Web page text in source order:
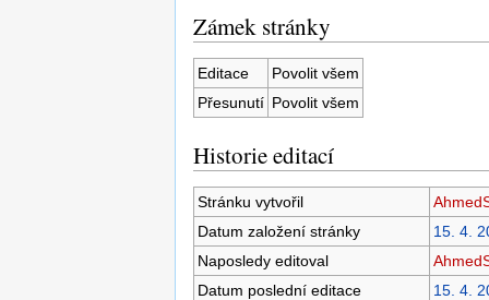
Zámek stránky
Editace
Povolit všem
Přesunutí Povolit všem
Historie editací
Stránku vytvořil
Datum založení stránky
15. 4.
Naposledy editoval
Datum poslední editace
15. 4.